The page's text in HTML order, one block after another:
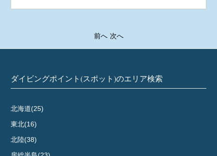
前へ 次へ
ダイビングポイント(スポット)のエリア検索
北海道(25)
東北(16)
北陸(38)